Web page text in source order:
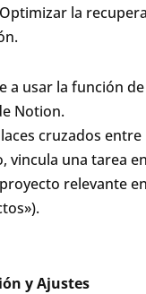
la
a usar la función
Notion.
cruzados
vincula una tarea
relevante
y Ajustes